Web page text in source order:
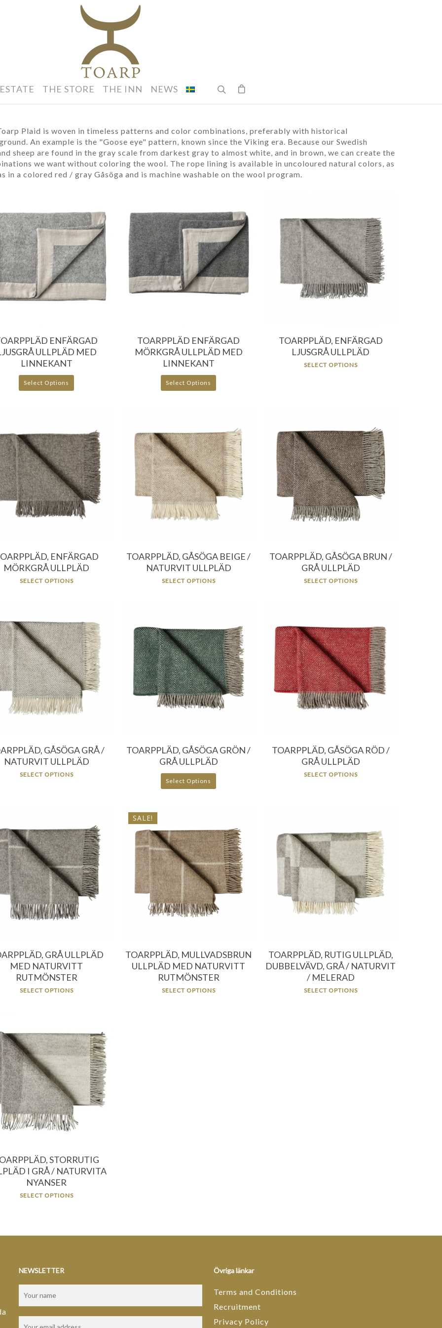
THE STORE THE INN NEWS
Plaid is woven in timeless patterns and color combinations, preferably with historical
An example is the "Goose eye" pattern, known since the Viking era. Because our Swedish
sheep are found in the gray scale from darkest gray to almost white, and in brown, we can create the
we want without coloring the wool. The rope lining is available in uncoloured natural colors, as
in a colored red / gray Gåsöga and is machine washable on the wool program.
1356.00kr
1596.00kr
ENFÄRGAD
ULLPLÄD MED
LINNEKANT
Select Options
1356.00kr
1596.00kr
TOARPPLÄD ENFÄRGAD
MÖRKGRÅ ULLPLÄD MED
LINNEKANT
Select Options
396.00kr
956.00kr
TOARPPLÄD, ENFÄRGAD
LJUSGRÅ ULLPLÄD
SELECT OPTIONS
396.00kr
956.00kr
ENFÄRGAD
MÖRKGRÅ ULLPLÄD
SELECT OPTIONS
796.00kr
956.00kr
TOARPPLÄD, GÅSÖGA BEIGE /
NATURVIT ULLPLÄD
SELECT OPTIONS
396.00kr
956.00kr
TOARPPLÄD, GÅSÖGA BRUN /
GRÅ ULLPLÄD
SELECT OPTIONS
396.00kr
956.00kr
GÅSÖGA GRÅ /
NATURVIT ULLPLÄD
SELECT OPTIONS
796.00kr
956.00kr
TOARPPLÄD, GÅSÖGA GRÖN /
GRÅ ULLPLÄD
Select Options
796.00kr
956.00kr
TOARPPLÄD, GÅSÖGA RÖD /
GRÅ ULLPLÄD
SELECT OPTIONS
796.00kr
956.00kr
GRÅ ULLPLÄD
MED NATURVITT
RUTMÖNSTER
SELECT OPTIONS
SALE!
669.20kr
796.00kr
TOARPPLÄD, MULLVADSBRUN
ULLPLÄD MED NATURVITT
RUTMÖNSTER
SELECT OPTIONS
396.00kr
956.00kr
TOARPPLÄD, RUTIG ULLPLÄD,
DUBBELVÄVD, GRÅ / NATURVIT
/ MELERAD
SELECT OPTIONS
796.00kr
956.00kr
STORRUTIG
I GRÅ / NATURVITA
NYANSER
SELECT OPTIONS
NEWSLETTER Övriga länkar
Terms and Conditions
Recruitment
Privacy Policy